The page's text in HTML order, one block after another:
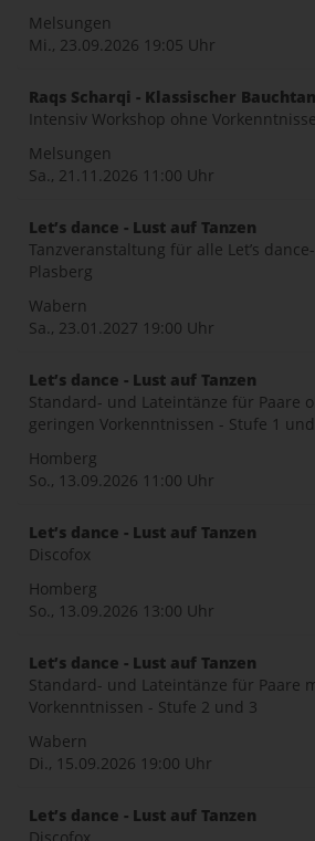
Melsungen
Mi., 23.09.2026 19:05 Uhr
Raqs Scharqi - Klassischer
Intensiv Workshop ohne Vorkenntnisse
Melsungen
Sa., 21.11.2026 11:00 Uhr
Let’s dance - Lust auf Tanzen
Tanzveranstaltung für alle Let’s
Plasberg
Wabern
Sa., 23.01.2027 19:00 Uhr
Let’s dance - Lust auf Tanzen
Standard- und Lateintänze für Paare
geringen Vorkenntnissen - Stufe 1
Homberg
So., 13.09.2026 11:00 Uhr
Let’s dance - Lust auf Tanzen
Discofox
Homberg
So., 13.09.2026 13:00 Uhr
Let’s dance - Lust auf Tanzen
Standard- und Lateintänze für Paare
Vorkenntnissen - Stufe 2 und 3
Wabern
Di., 15.09.2026 19:00 Uhr
Let’s dance - Lust auf Tanzen